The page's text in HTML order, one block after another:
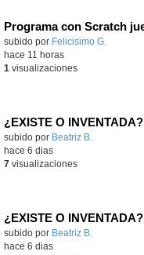
Contenido educativo.
subido por Felicisimo G.
hace 11 horas
1 visualizaciones
¿EXISTE O INVENTADA?
Contenido educativo.
subido por Beatriz B.
hace 6 dias
7visualizaciones
¿EXISTE O INVENTADA?
Contenido educativo.
subido por Beatriz B.
hace 6 dias